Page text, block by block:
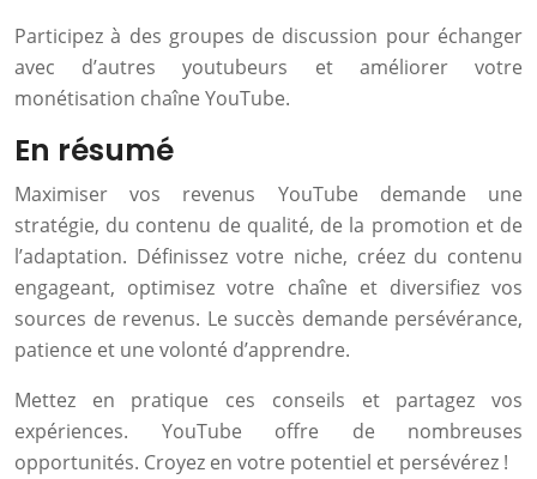
Participez à des groupes de discussion pour échanger
avec d’autres youtubeurs et améliorer votre
monétisation chaîne YouTube.
En résumé
Maximiser vos revenus YouTube demande une
stratégie, du contenu de qualité, de la promotion et de
l’adaptation. Définissez votre niche, créez du contenu
engageant, optimisez votre chaîne et diversifiez vos
sources de revenus. Le succès demande persévérance,
patience et une volonté d’apprendre.
Mettez en pratique ces conseils et partagez vos
expériences. YouTube offre de nombreuses
opportunités. Croyez en votre potentiel et persévérez !